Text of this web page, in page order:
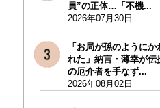
員”の正体…「不機...
2026年07月30日
「お局が孫のようにか
れた」納言・薄幸が伝
の厄介者を手なず...
2026年08月02日